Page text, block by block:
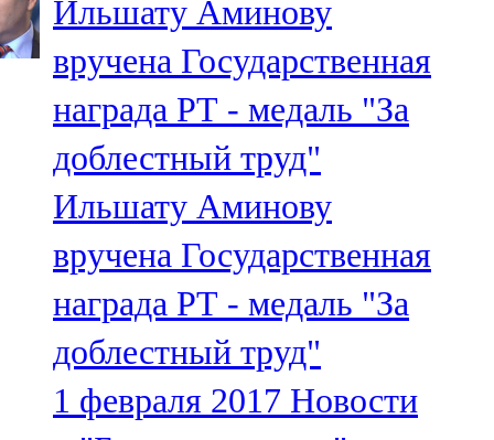
Шәмәрдән
102,3 FM
Яңа чишмә
107,0 FM
Яр Чаллы
105,5 FM
Ильшату Аминову
вручена Государственная
награда РТ - медаль "За
доблестный труд"
Ильшату Аминову
вручена Государственная
награда РТ - медаль "За
доблестный труд"
1 февраля 2017 Новости